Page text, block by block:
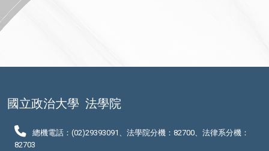
國立政治大學 法學院
總機電話：(02)29393091、法學院分機：82700、法律系分機：
82703